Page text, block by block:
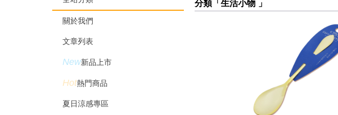
關於我們
文章列表
New新品上市
Hot熱門商品
夏日涼感專區
分類「生活小物 」